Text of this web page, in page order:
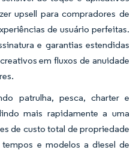
upsell para compradores de
de usuário perfeitas.
e garantias estendidas
em fluxos de anuidade
patrulha, pesca, charter e
mais rapidamente a uma
de custo total de propriedade
e modelos a diesel de